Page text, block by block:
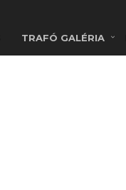
TRAFÓ GALÉRIA